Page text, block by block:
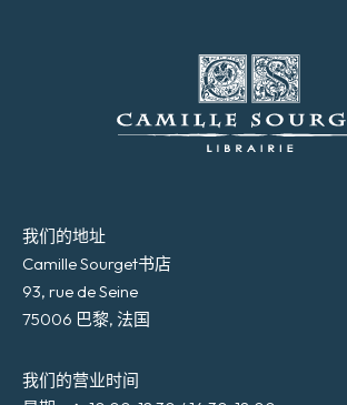
我们的地址
Camille Sourget书店
93, rue de Seine
75006 巴黎, 法国
我们的营业时间